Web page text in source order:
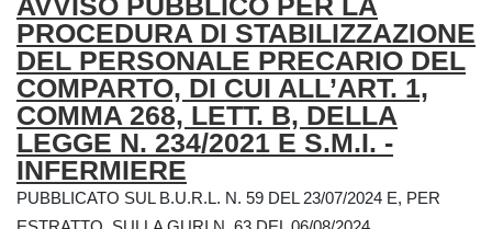
PROCEDURA DI STABILIZZAZIONE
DEL PERSONALE PRECARIO DEL
COMPARTO, DI CUI ALL’ART. 1,
COMMA 268, LETT. B, DELLA
LEGGE N. 234/2021 E S.M.I. -
INFERMIERE
PUBBLICATO SUL B.U.R.L. N. 59 DEL 23/07/2024 E, PER